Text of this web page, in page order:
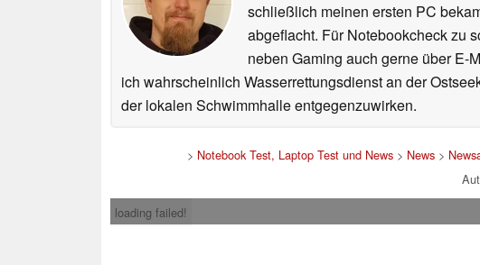
schließlich meinen ersten PC
abgeflacht. Für Notebookcheck zu
neben Gaming auch gerne über E-
ich wahrscheinlich Wasserrettungsdienst an der
der lokalen Schwimmhalle entgegenzuwirken.
> Notebook Test, Laptop Test und News> News>
loading failed!